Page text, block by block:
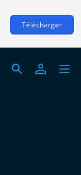
Télécharger